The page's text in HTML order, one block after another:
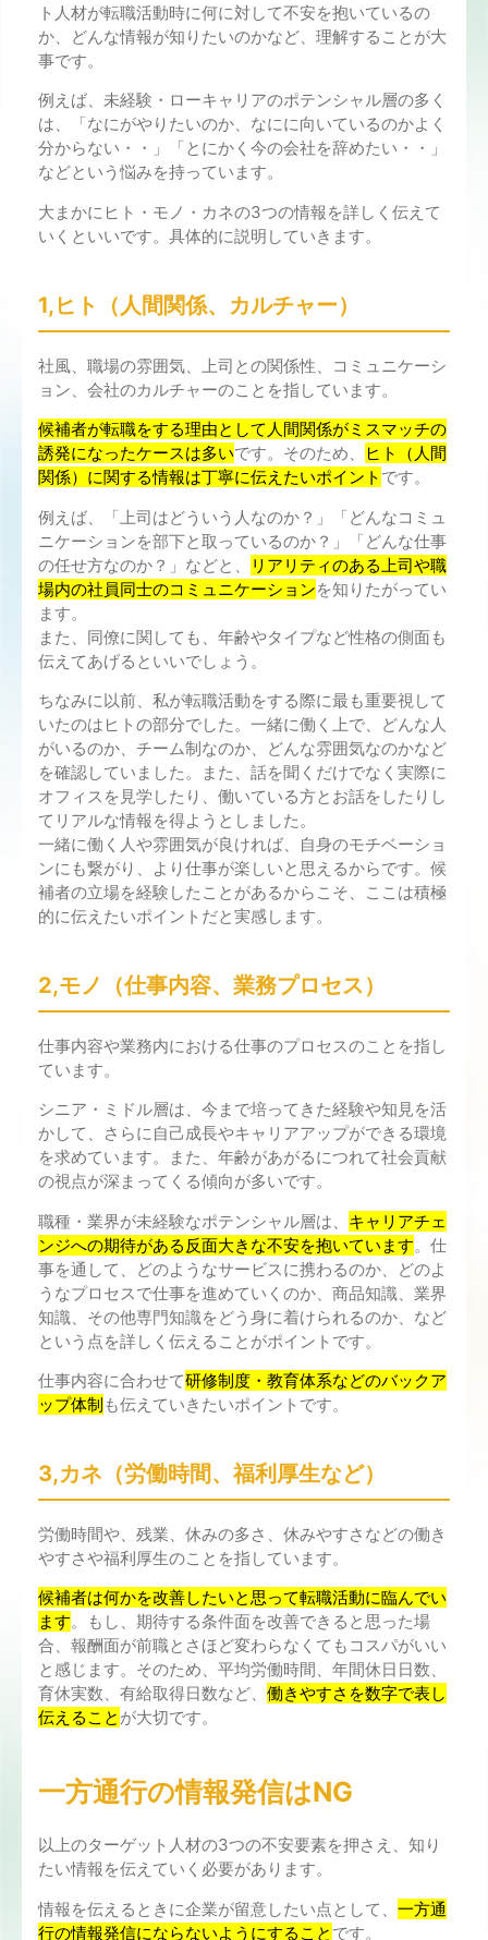
ト人材が転職活動時に何に対して不安を抱いているの
か、どんな情報が知りたいのかなど、理解することが大
事です。
例えば、未経験・ローキャリアのポテンシャル層の多く
は、「なにがやりたいのか、なにに向いているのかよく
分からない・・」「とにかく今の会社を辞めたい・・」
などという悩みを持っています。
大まかにヒト・モノ・カネの3つの情報を詳しく伝えて
いくといいです。具体的に説明していきます。
1,ヒト（人間関係、カルチャー）
社風、職場の雰囲気、上司との関係性、コミュニケーシ
ョン、会社のカルチャーのことを指しています。
候補者が転職をする理由として人間関係がミスマッチの
誘発になったケースは多いです。そのため、
ヒト（人間
関係）に関する情報は丁寧に伝えたいポイント です。
例えば、「上司はどういう人なのか？」「どんなコミュ
ニケーションを部下と取っているのか？」「どんな仕事
の任せ方なのか？」などと、
リアリティのある上司や職
場内の社員同士のコミュニケーションを知りたがってい
ます。
また、同僚に関しても、年齢やタイプなど性格の側面も
伝えてあげるといいでしょう。
ちなみに以前、私が転職活動をする際に最も重要視して
いたのはヒトの部分でした。一緒に働く上で、どんな人
がいるのか、チーム制なのか、どんな雰囲気なのかなど
を確認していました。また、話を聞くだけでなく実際に
オフィスを見学したり、働いている方とお話をしたりし
てリアルな情報を得ようとしました。
一緒に働く人や雰囲気が良ければ、自身のモチベーショ
ンにも繋がり、より仕事が楽しいと思えるからです。候
補者の立場を経験したことがあるからこそ、ここは積極
的に伝えたいポイントだと実感します。
2,モノ（仕事内容、業務プロセス）
仕事内容や業務内における仕事のプロセスのことを指し
ています。
シニア・ミドル層は、今まで培ってきた経験や知見を活
かして、さらに自己成長やキャリアアップができる環境
を求めています。また、年齢があがるにつれて社会貢献
の視点が深まってくる傾向が多いです。
職種・業界が未経験なポテンシャル層は、 キャリアチェ
ンジへの期待がある反面大きな不安を抱いています。仕
事を通して、どのようなサービスに携わるのか、どのよ
うなプロセスで仕事を進めていくのか、商品知識、業界
知識、その他専門知識をどう身に着けられるのか、など
という点を詳しく伝えることがポイントです。
仕事内容に合わせて研修制度・教育体系などのバックア
ップ体制 も伝えていきたいポイントです。
3,カネ（労働時間、福利厚生など）
労働時間や、残業、休みの多さ、休みやすさなどの働き
やすさや福利厚生のことを指しています。
候補者は何かを改善したいと思って転職活動に臨んでい
ます。もし、期待する条件面を改善できると思った場
合、報酬面が前職とさほど変わらなくてもコスパがいい
と感じます。そのため、平均労働時間、年間休日日数、
育休実数、有給取得日数など、 働きやすさを数字で表し
伝えること が大切です。
一方通行の情報発信はNG
以上のターゲット人材の3つの不安要素を押さえ、知り
たい情報を伝えていく必要があります。
情報を伝えるときに企業が留意したい点として、 一方通
行の情報発信にならないようにすること です。